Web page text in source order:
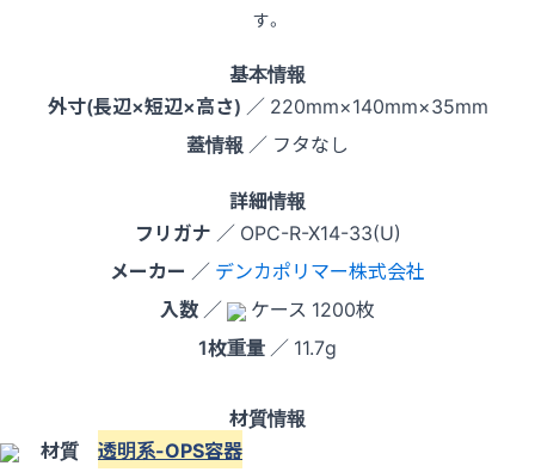
す。
基本情報
外寸(長辺×短辺×高さ) ／ 220mm×140mm×35mm
蓋情報 ／ フタなし
詳細情報
フリガナ ／ OPC-R-X14-33(U)
メーカー ／ デンカポリマー株式会社
入数 ／
ケース 1200枚
1枚重量 ／ 11.7g
材質情報
材質 透明系-OPS容器